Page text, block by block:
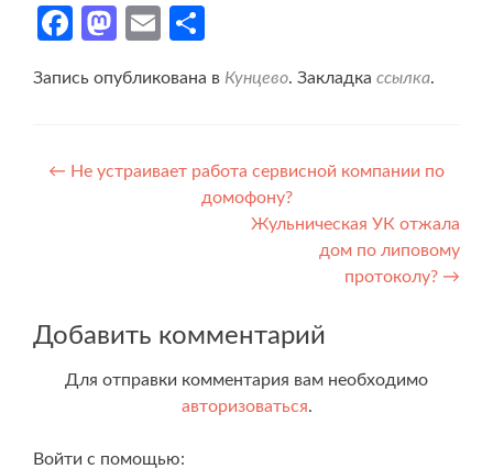
Facebook
Mastodon
Email
Запись опубликована в Кунцево. Закладка ссылка.
Навигация
← Не устраивает работа сервисной компании по
домофону?
Жульническая УК отжала
дом по липовому
протоколу? →
Добавить комментарий
Для отправки комментария вам необходимо
авторизоваться.
Войти с помощью: